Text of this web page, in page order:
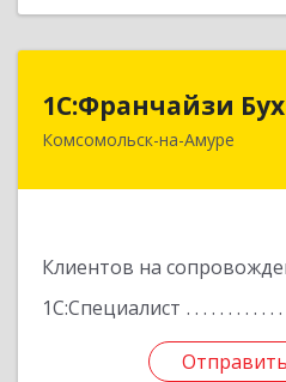
1С:Франчайзи
Комсомольск-на-Амуре
Клиентов на
1С:Специалист
681000, Хабаровский